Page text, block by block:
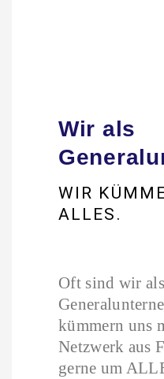
Wir als
WIR
ALLES.
Oft sind wir als
kümmern uns
Netzwerk aus
gerne um